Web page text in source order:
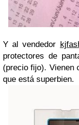
Y al vendedor
protectores de
(precio fijo). Vienen
que está superbien.